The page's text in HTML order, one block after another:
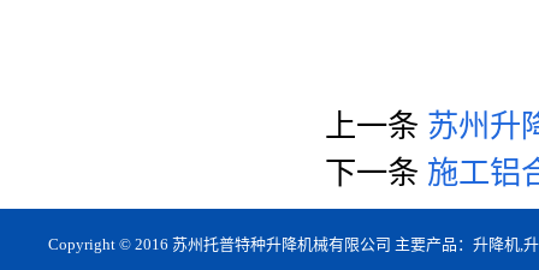
上一条 苏州升
下一条 施工铝
Copyright © 2016 苏州托普特种升降机械有限公司 主要产品：升降机,